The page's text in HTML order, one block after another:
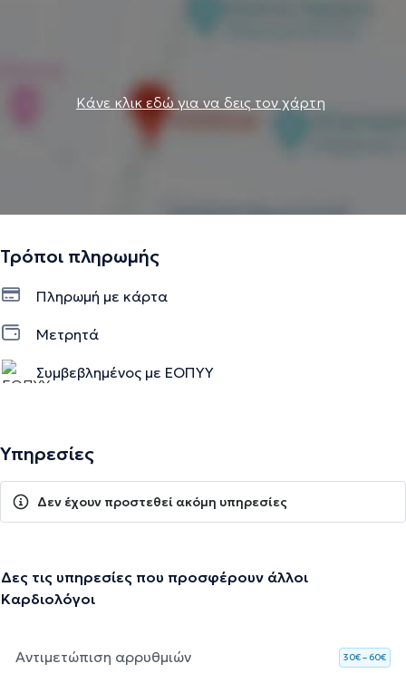
Κάνε κλικ εδώ για να δεις τον χάρτη
Τρόποι πληρωμής
Πληρωμή με κάρτα
Μετρητά
Συμβεβλημένος με ΕΟΠΥΥ
Υπηρεσίες
Δεν έχουν προστεθεί ακόμη υπηρεσίες
Δες τις υπηρεσίες που προσφέρουν άλλοι
Καρδιολόγοι
Αντιμετώπιση αρρυθμιών 30€ – 60€